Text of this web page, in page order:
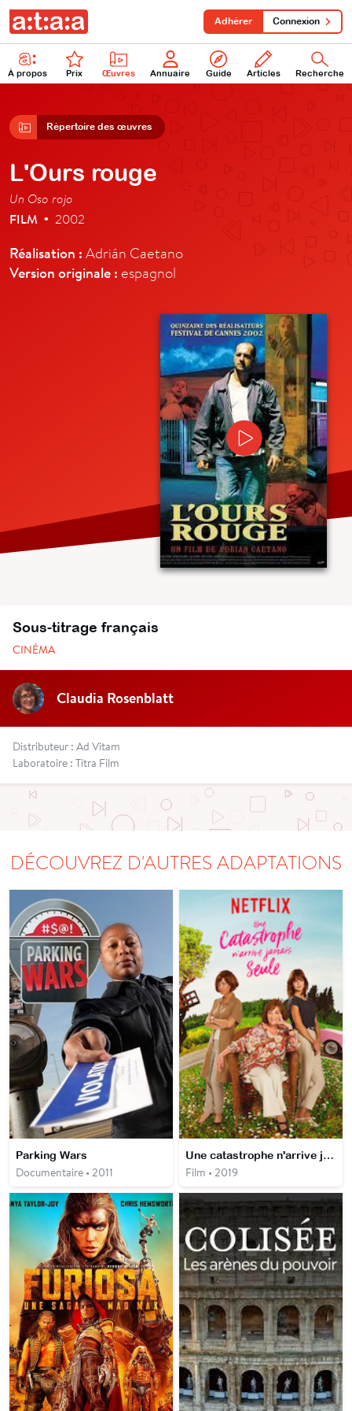
À propos Prix Œuvres Annuaire Guide Articles Recherche
Adhérer Connexion
Répertoire des œuvres
L'Ours rouge
Un Oso rojo
FILM • 2002
Réalisation : Adrián Caetano
Version originale : espagnol
Sous-titrage français
CINÉMA
Claudia Rosenblatt
Distributeur : Ad Vitam
Laboratoire : Titra Film
DÉCOUVREZ D'AUTRES ADAPTATIONS
Parking Wars
Documentaire • 2011
Une catastrophe n'arrive jamais seule
Film • 2019